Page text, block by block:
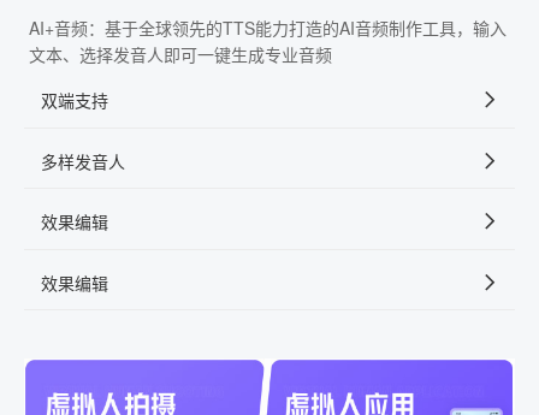
AI+音频：基于全球领先的TTS能力打造的AI音频制作工具，输入
文本、选择发音人即可一键生成专业音频
双端支持
多样发音人
效果编辑
效果编辑